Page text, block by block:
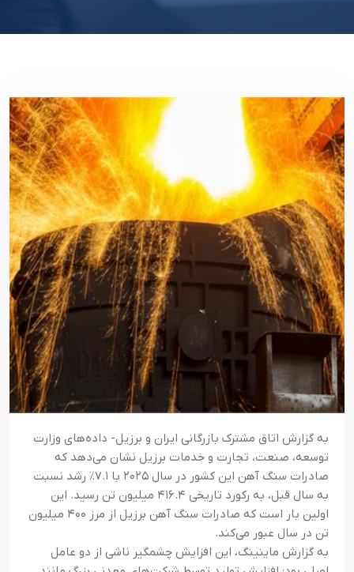
به گزارش اتاق مشترک بازرگانی ایران و برزیل- داده‌های وزارت
توسعه، صنعت، تجارت و خدمات برزیل نشان می‌دهد که
صادرات سنگ آهن این کشور در سال ۲۰۲۵ با ۷.۱٪ رشد نسبت
به سال قبل، به رکورد تاریخی ۴۱۶.۴ میلیون تن رسید. این
اولین بار است که صادرات سنگ آهن برزیل از مرز ۴۰۰ میلیون
تن در سال عبور می‌کند.
به گزارش ماینینگ، این افزایش چشمگیر ناشی از دو عامل